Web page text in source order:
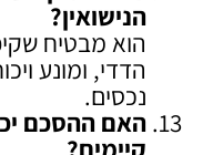
הנישואין?
הוא מבטיח
הדדי, ומונע
נכסים.
האם ההסכם